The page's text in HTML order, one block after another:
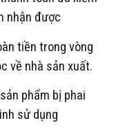
nhận được
tiền trong vòng
về nhà sản xuất.
phẩm bị phai
sử dụng